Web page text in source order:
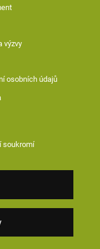
výzvy
osobních údajů
soukromí